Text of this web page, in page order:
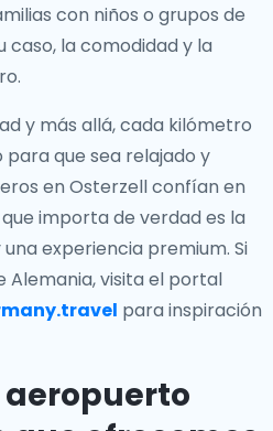
con niños o grupos de
caso, la comodidad y la
y más allá, cada kilómetro
para que sea relajado y
en Osterzell confían en
importa de verdad es la
experiencia premium. Si
Alemania, visita el portal
para inspiración